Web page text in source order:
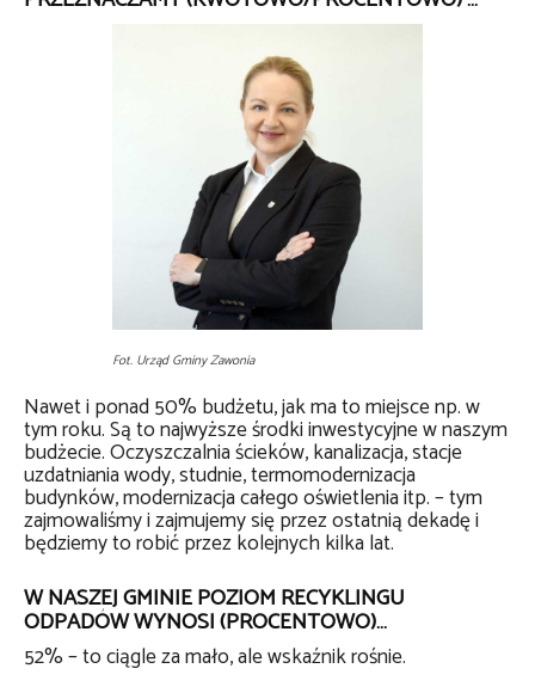
Fot. Urząd Gminy Zawonia
Nawet i ponad 50% budżetu, jak ma to miejsce np. w
tym roku. Są to najwyższe środki inwestycyjne w naszym
budżecie. Oczyszczalnia ścieków, kanalizacja, stacje
uzdatniania wody, studnie, termomodernizacja
budynków, modernizacja całego oświetlenia itp. – tym
zajmowaliśmy i zajmujemy się przez ostatnią dekadę i
będziemy to robić przez kolejnych kilka lat.
W NASZEJ GMINIE POZIOM RECYKLINGU
ODPADÓW WYNOSI (PROCENTOWO)…
52% – to ciągle za mało, ale wskaźnik rośnie.